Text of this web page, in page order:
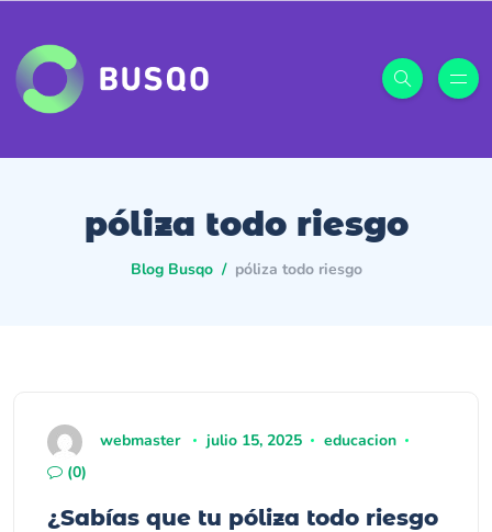
póliza todo riesgo
Blog Busqo póliza todo riesgo
webmaster julio 15, 2025
educacion
(0)
¿Sabías que tu póliza todo riesgo